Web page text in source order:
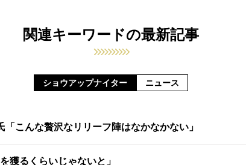
関連キーワードの最新記事
ショウアップナイター ニュース
こんな贅沢なリリーフ陣はなかなかない」
獲るくらいじゃないと」